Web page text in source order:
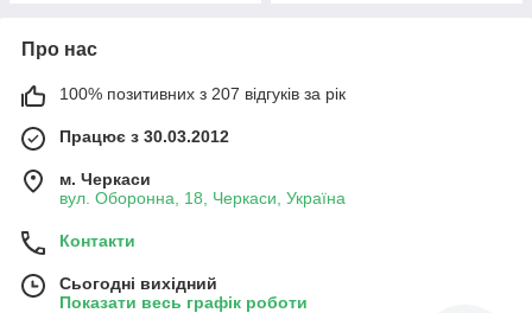
Про нас
100% позитивних з 207 відгуків за рік
Працює з 30.03.2012
м. Черкаси
вул. Оборонна, 18, Черкаси, Україна
Контакти
Сьогодні вихідний
Показати весь графік роботи